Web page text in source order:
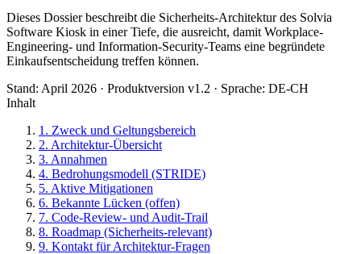
Dieses Dossier beschreibt die Sicherheits-Architektur des Solvia
Software Kiosk in einer Tiefe, die ausreicht, damit Workplace-
Engineering- und Information-Security-Teams eine begründete
Einkaufsentscheidung treffen können.
Stand: April 2026 · Produktversion v1.2 · Sprache: DE-CH
Inhalt
1. Zweck und Geltungsbereich
2. Architektur-Übersicht
3. Annahmen
4. Bedrohungsmodell (STRIDE)
5. Aktive Mitigationen
6. Bekannte Lücken (offen)
7. Code-Review- und Audit-Trail
8. Roadmap (Sicherheits-relevant)
9. Kontakt für Architektur-Fragen